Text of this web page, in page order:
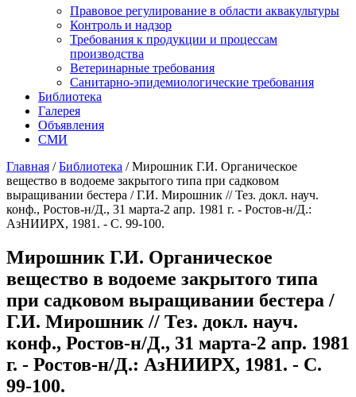
Правовое регулирование в области аквакультуры
Контроль и надзор
Требования к продукции и процессам
производства
Ветеринарные требования
Санитарно-эпидемиологические требования
Библиотека
Галерея
Объявления
СМИ
Главная /Библиотека /Мирошник Г.И. Органическое
вещество в водоеме закрытого типа при садковом
выращивании бестера / Г.И. Мирошник // Тез. докл. науч.
конф., Ростов-н/Д., 31 марта-2 апр. 1981 г. - Ростов-н/Д.:
АзНИИРХ, 1981. - С. 99-100.
Мирошник Г.И. Органическое
вещество в водоеме закрытого типа
при садковом выращивании бестера /
Г.И. Мирошник // Тез. докл. науч.
конф., Ростов-н/Д., 31 марта-2 апр. 1981
г. - Ростов-н/Д.: АзНИИРХ, 1981. - С.
99-100.